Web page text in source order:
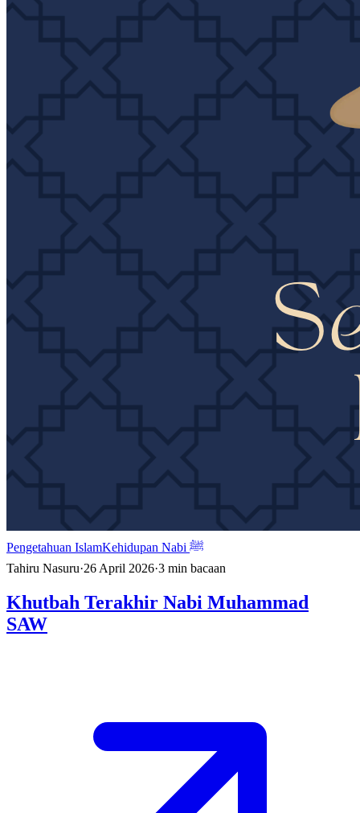
Pengetahuan Islam
Kehidupan Nabi ﷺ
Tahiru Nasuru·26 April 2026·3 min bacaan
Khutbah Terakhir Nabi Muhammad
SAW